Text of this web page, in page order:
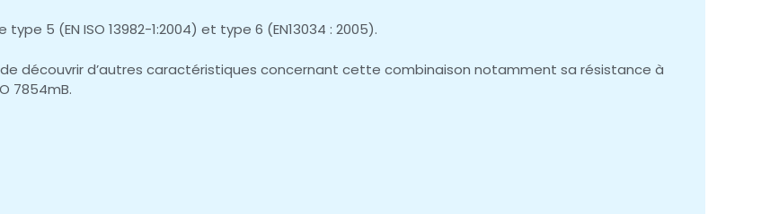
5 (EN ISO 13982-1:2004) et type 6 (EN13034 : 2005).
découvrir d’autres caractéristiques concernant cette combinaison notamment sa résistance à
7854mB.